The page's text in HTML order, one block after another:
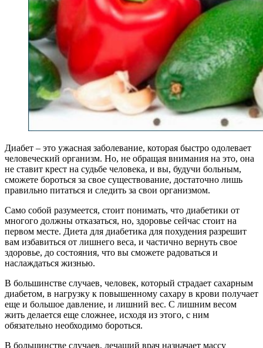
Диабет – это ужасная заболевание, которая быстро одолевает
человеческий организм. Но, не обращая внимания на это, она
не ставит крест на судьбе человека, и вы, будучи больным,
сможете бороться за свое существование, достаточно лишь
правильно питаться и следить за свои организмом.
Само собой разумеется, стоит понимать, что диабетики от
многого должны отказаться, но, здоровье сейчас стоит на
первом месте. Диета для диабетика для похудения разрешит
вам избавиться от лишнего веса, и частично вернуть свое
здоровье, до состояния, что вы сможете радоваться и
наслаждаться жизнью.
В большинстве случаев, человек, который страдает сахарным
диабетом, в нагрузку к повышенному сахару в крови получает
еще и большое давление, и лишний вес. С лишним весом
жить делается еще сложнее, исходя из этого, с ним
обязательно необходимо бороться.
В большинстве случаев, лечащий врач назначает массу